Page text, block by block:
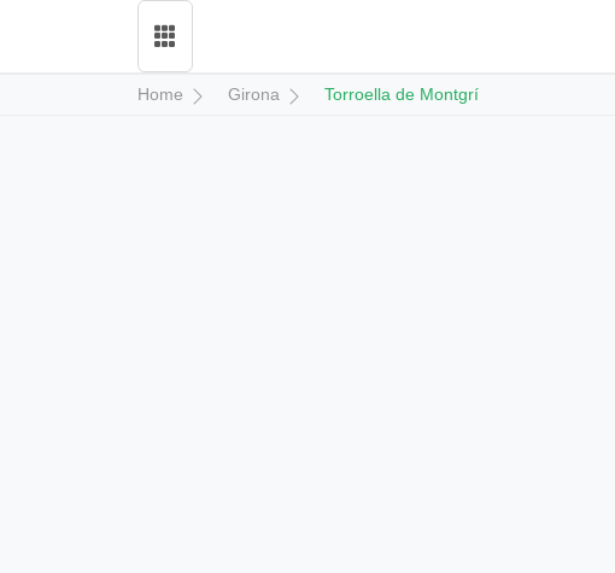
Home Girona Torroella de Montgrí